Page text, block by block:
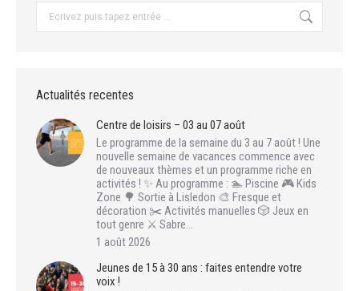
Actualités recentes
Centre de loisirs – 03 au 07 août
Le programme de la semaine du 3 au 7 août ! Une
nouvelle semaine de vacances commence avec
de nouveaux thèmes et un programme riche en
activités ! ✨ Au programme : 🏊 Piscine 🎮 Kids
Zone 🌳 Sortie à Lisledon 🎨 Fresque et
décoration ✂️ Activités manuelles 🎲 Jeux en
tout genre ⚔️ Sabre…
1 août 2026
Jeunes de 15 à 30 ans : faites entendre votre
voix !